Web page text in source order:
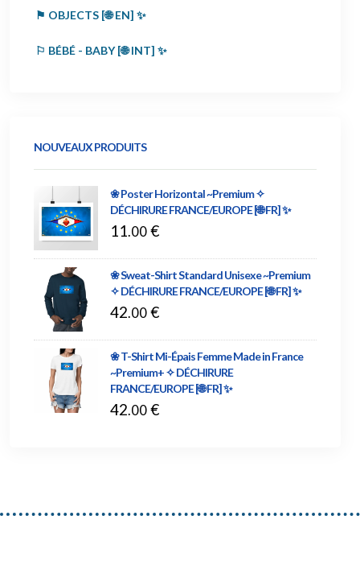
⚑ OBJECTS [🌐 EN] ✨
⚐ BÉBÉ - BABY [🌐 INT] ✨
NOUVEAUX PRODUITS
❀ Poster Horizontal ~Premium ✧
DÉCHIRURE FRANCE/EUROPE [🌐 FR] ✨
11.00 €
❀ Sweat-Shirt Standard Unisexe ~Premium
✧ DÉCHIRURE FRANCE/EUROPE [🌐 FR] ✨
42.00 €
❀ T-Shirt Mi-Épais Femme Made in France
~Premium+ ✧ DÉCHIRURE
FRANCE/EUROPE [🌐 FR] ✨
42.00 €